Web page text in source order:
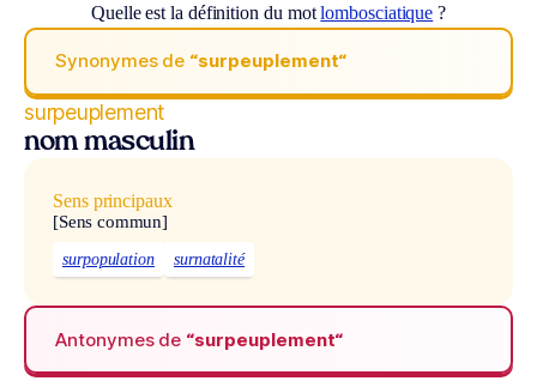
Quelle est la définition du motlombosciatique ?
Synonymes de “surpeuplement“
surpeuplement
nom masculin
Sens principaux
[Sens commun]
surpopulation surnatalité
Antonymes de “surpeuplement“